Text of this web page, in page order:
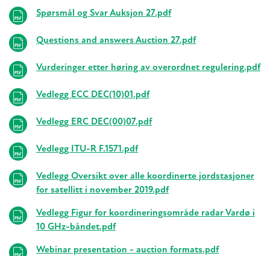
Spørsmål og Svar Auksjon 27.pdf
Questions and answers Auction 27.pdf
Vurderinger etter høring av overordnet regulering.pdf
Vedlegg ECC DEC(10)01.pdf
Vedlegg ERC DEC(00)07.pdf
Vedlegg ITU-R F.1571.pdf
Vedlegg Oversikt over alle koordinerte jordstasjoner
for satellitt i november 2019.pdf
Vedlegg Figur for koordineringsområde radar Vardø i
10 GHz-båndet.pdf
Webinar presentation - auction formats.pdf